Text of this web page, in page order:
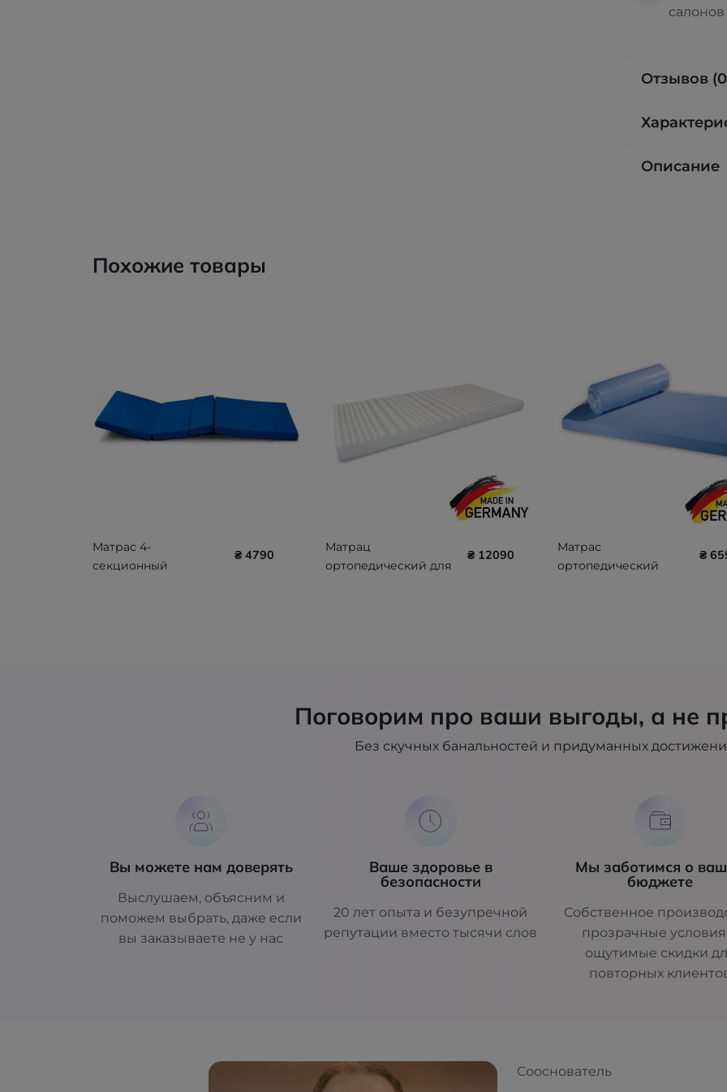
салонов
Отзывов
Описание
Похожие товары
Матрас 4-
секционный
₴ 4790
Матрац
ортопедический для
₴ 12090
Матрас
ортопедический
₴
Поговорим про ваши выгоды, а не
Без скучных банальностей и придуманных
Вы можете нам доверять
Выслушаем, объясним и
поможем выбрать, даже если
вы заказываете не у нас
Ваше здоровье в
безопасности
20 лет опыта и безупречной
репутации вместо тысячи слов
Мы заботимся о
бюджете
Собственное
прозрачные
ощутимые скидки
повторных
Сооснователь